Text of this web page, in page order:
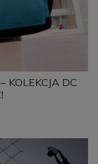
KOLEKCJA DC